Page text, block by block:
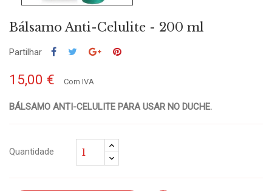
Bálsamo Anti-Celulite - 200 ml
Partilhar
15,00 € Com IVA
BÁLSAMO ANTI-CELULITE PARA USAR NO DUCHE.
Quantidade